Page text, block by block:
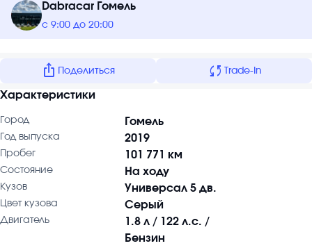
Dabracar Гомель
с 9:00 до 20:00
ios_share Поделиться sync Trade-In
Характеристики
Город Гомель
Год выпуска 2019
Пробег 101 771 км
Состояние На ходу
Кузов Универсал 5 дв.
Цвет кузова Серый
Двигатель
1.8 л / 122 л.с. /
Бензин